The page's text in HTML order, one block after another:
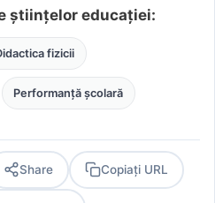
științelor educației:
fizicii
Performanță școlară
Share Copiați URL